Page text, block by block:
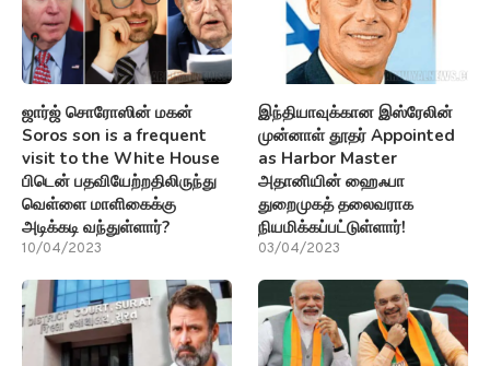
ஜார்ஜ் சொரோஸின் மகன்
Soros son is a frequent
visit to the White House
பிடென் பதவியேற்றதிலிருந்து
வெள்ளை மாளிகைக்கு
அடிக்கடி வந்துள்ளார்?
10/04/2023
இந்தியாவுக்கான இஸ்ரேலின்
முன்னாள் தூதர் Appointed
as Harbor Master
அதானியின் ஹைஃபா
துறைமுகத் தலைவராக
நியமிக்கப்பட்டுள்ளார்!
03/04/2023